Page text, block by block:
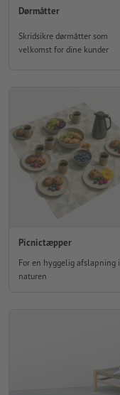
Dørmåtter
Skridsikre dørmåtter som
velkomst for dine kunder
Picnictæpper
For en hyggelig afslapning i
naturen